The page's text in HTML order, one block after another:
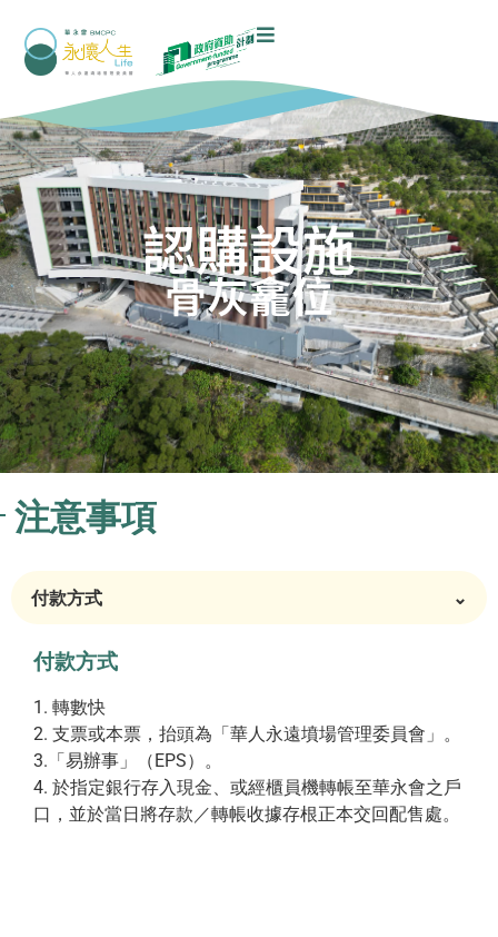
認購設施
骨灰龕位
注意事項
付款方式 ⌄
付款方式
1. 轉數快
2. 支票或本票，抬頭為「華人永遠墳場管理委員會」。
3.「易辦事」（EPS）。
4. 於指定銀行存入現金、或經櫃員機轉帳至華永會之戶
口，並於當日將存款／轉帳收據存根正本交回配售處。